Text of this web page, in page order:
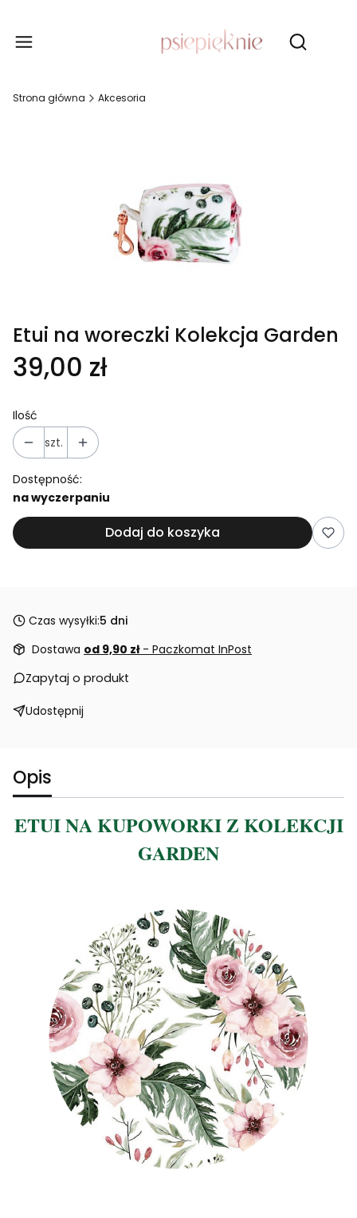
Otwórz
Strona główna Akcesoria
Etui na woreczki Kolekcja Garden
39,00 zł
Ilość
szt.
Dostępność:
na wyczerpaniu
Dodaj do koszyka
Czas wysyłki:5 dni
Dostawa od 9,90 zł - Paczkomat InPost
Zapytaj o produkt
Udostępnij
Opis
ETUI NA KUPOWORKI Z KOLEKCJI
GARDEN